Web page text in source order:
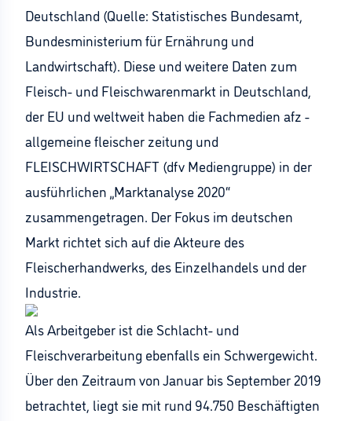
Deutschland (Quelle: Statistisches Bundesamt,
Bundesministerium für Ernährung und
Landwirtschaft). Diese und weitere Daten zum
Fleisch- und Fleischwarenmarkt in Deutschland,
der EU und weltweit haben die Fachmedien afz -
allgemeine fleischer zeitung und
FLEISCHWIRTSCHAFT (dfv Mediengruppe) in der
ausführlichen „Marktanalyse 2020“
zusammengetragen. Der Fokus im deutschen
Markt richtet sich auf die Akteure des
Fleischerhandwerks, des Einzelhandels und der
Industrie.
Als Arbeitgeber ist die Schlacht- und
Fleischverarbeitung ebenfalls ein Schwergewicht.
Über den Zeitraum von Januar bis September 2019
betrachtet, liegt sie mit rund 94.750 Beschäftigten